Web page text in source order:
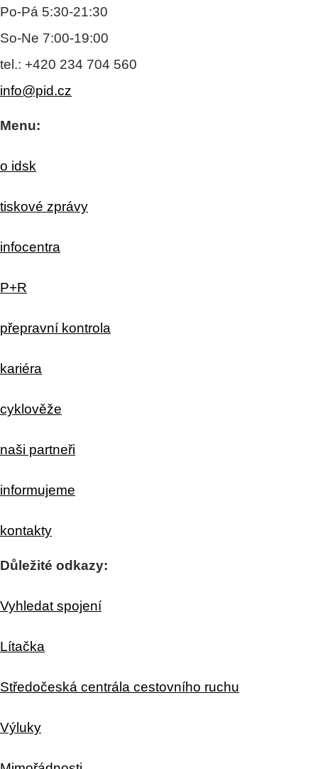
Po-Pá 5:30-21:30
So-Ne 7:00-19:00
tel.: +420 234 704 560
info@pid.cz
Menu:
o idsk
tiskové zprávy
infocentra
P+R
přepravní kontrola
kariéra
cyklověže
naši partneři
informujeme
kontakty
Důležité odkazy:
Vyhledat spojení
Lítačka
Středočeská centrála cestovního ruchu
Výluky